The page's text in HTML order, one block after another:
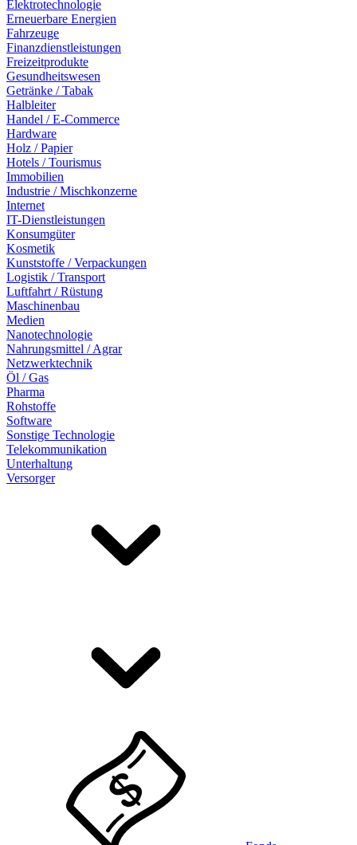
Elektrotechnologie
Erneuerbare Energien
Fahrzeuge
Finanzdienstleistungen
Freizeitprodukte
Gesundheitswesen
Getränke / Tabak
Halbleiter
Handel / E-Commerce
Hardware
Holz / Papier
Hotels / Tourismus
Immobilien
Industrie / Mischkonzerne
Internet
IT-Dienstleistungen
Konsumgüter
Kosmetik
Kunststoffe / Verpackungen
Logistik / Transport
Luftfahrt / Rüstung
Maschinenbau
Medien
Nanotechnologie
Nahrungsmittel / Agrar
Netzwerktechnik
Öl / Gas
Pharma
Rohstoffe
Software
Sonstige Technologie
Telekommunikation
Unterhaltung
Versorger